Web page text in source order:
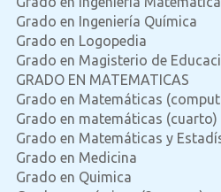
Grado en Ingeniería Química
Grado en Logopedia
Grado en Magisterio de
GRADO EN MATEMATICAS
Grado en Matemáticas
Grado en matemáticas (cuarto)
Grado en Matemáticas y
Grado en Medicina
Grado en Quimica